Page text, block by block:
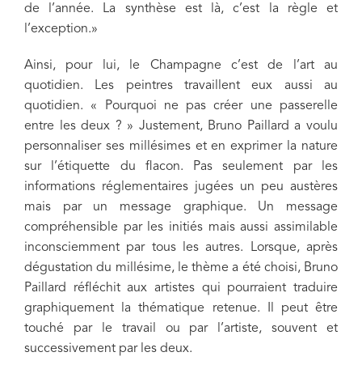
de l’année. La synthèse est là, c’est la règle et
l’exception.»
Ainsi, pour lui, le Champagne c’est de l’art au
quotidien. Les peintres travaillent eux aussi au
quotidien. « Pourquoi ne pas créer une passerelle
entre les deux ? » Justement, Bruno Paillard a voulu
personnaliser ses millésimes et en exprimer la nature
sur l’étiquette du flacon. Pas seulement par les
informations réglementaires jugées un peu austères
mais par un message graphique. Un message
compréhensible par les initiés mais aussi assimilable
inconsciemment par tous les autres. Lorsque, après
dégustation du millésime, le thème a été choisi, Bruno
Paillard réfléchit aux artistes qui pourraient traduire
graphiquement la thématique retenue. Il peut être
touché par le travail ou par l’artiste, souvent et
successivement par les deux.